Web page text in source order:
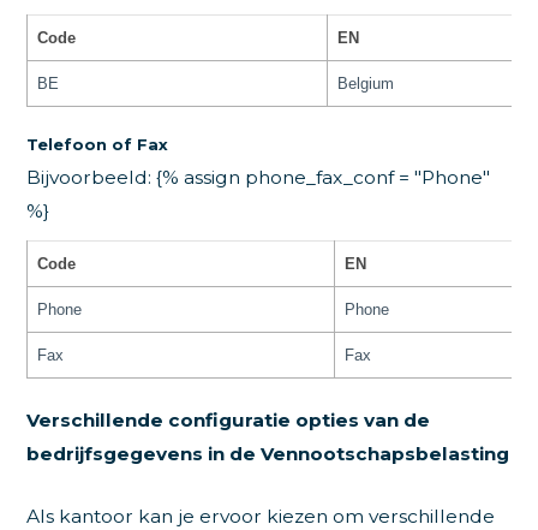
Code EN
BE Belgium
Telefoon of Fax
Bijvoorbeeld: {% assign phone_fax_conf = "Phone"
%}
Code EN
Phone Phone
Fax Fax
Verschillende configuratie opties van de
bedrijfsgegevens in de Vennootschapsbelasting
Als kantoor kan je ervoor kiezen om verschillende